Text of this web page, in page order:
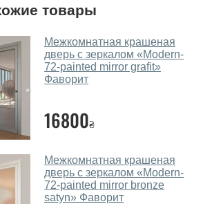
товары
Межкомнатная крашеная
дверь с зеркалом «Modern-
72-painted mirror grafit»
Фаворит
16800₴
Межкомнатная крашеная
дверь с зеркалом «Modern-
72-painted mirror bronze
satyn» Фаворит